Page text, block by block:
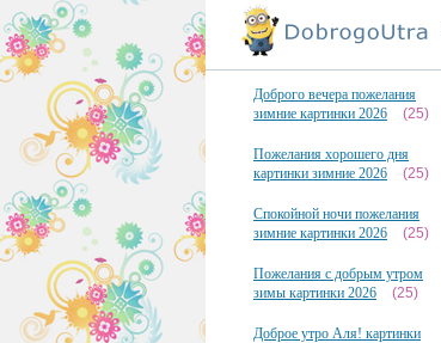
Доброго вечера пожелания
зимние картинки 2026
(25)
Пожелания хорошего дня
картинки зимние 2026
(25)
Спокойной ночи пожелания
зимние картинки 2026
(25)
Пожелания с добрым утром
зимы картинки 2026
(25)
Доброе утро Аля! картинки